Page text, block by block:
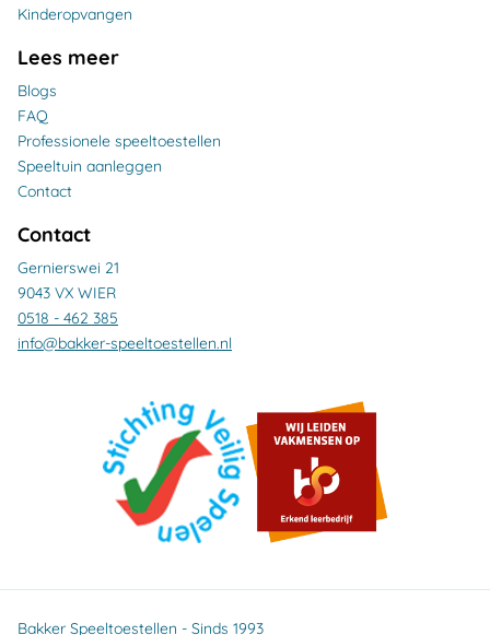
Kinderopvangen
Lees meer
Blogs
FAQ
Professionele speeltoestellen
Speeltuin aanleggen
Contact
Contact
Gernierswei 21
9043 VX WIER
0518 - 462 385
info@bakker-speeltoestellen.nl
Bakker Speeltoestellen - Sinds 1993